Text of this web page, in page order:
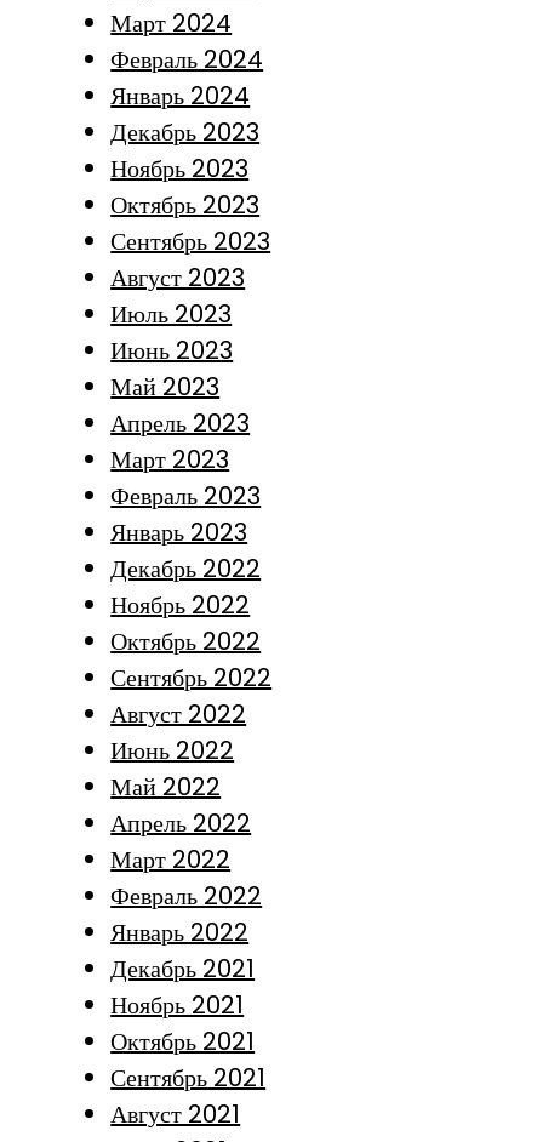
Март 2024
Февраль 2024
Январь 2024
Декабрь 2023
Ноябрь 2023
Октябрь 2023
Сентябрь 2023
Август 2023
Июль 2023
Июнь 2023
Май 2023
Апрель 2023
Март 2023
Февраль 2023
Январь 2023
Декабрь 2022
Ноябрь 2022
Октябрь 2022
Сентябрь 2022
Август 2022
Июнь 2022
Май 2022
Апрель 2022
Март 2022
Февраль 2022
Январь 2022
Декабрь 2021
Ноябрь 2021
Октябрь 2021
Сентябрь 2021
Август 2021